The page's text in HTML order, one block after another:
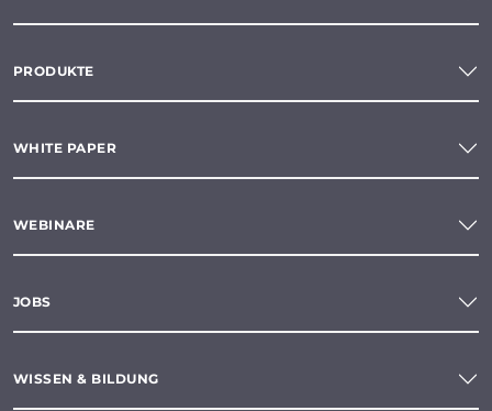
PRODUKTE
WHITE PAPER
WEBINARE
JOBS
WISSEN & BILDUNG